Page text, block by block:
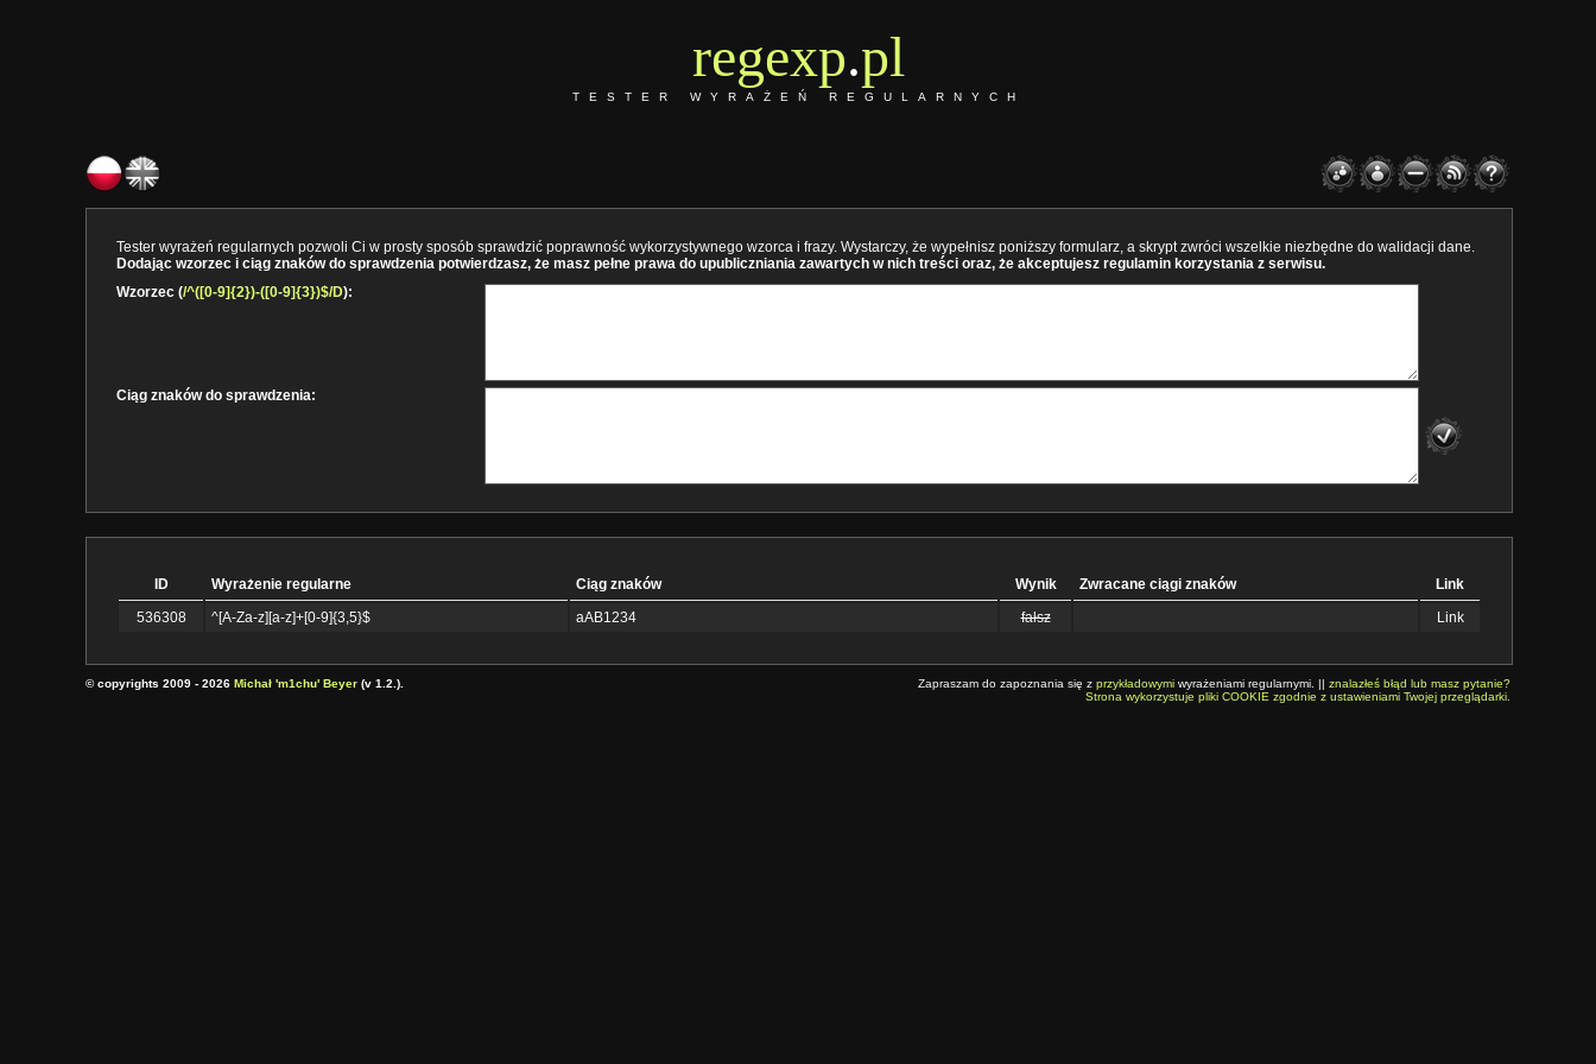
regexp.pl
TESTER WYRAŻEŃ REGULARNYCH
Tester wyrażeń regularnych pozwoli Ci w prosty sposób sprawdzić poprawność wykorzystywnego wzorca i frazy. Wystarczy, że wypełnisz poniższy formularz, a skrypt zwróci wszelkie niezbędne do walidacji dane.
Dodając wzorzec i ciąg znaków do sprawdzenia potwierdzasz, że masz pełne prawa do upubliczniania zawartych w nich treści oraz, że akceptujesz regulamin korzystania z serwisu.
Wzorzec (/^([0-9]{2})-([0-9]{3})$/D):
Ciąg znaków do sprawdzenia:
ID Wyrażenie regularne Ciąg znaków Wynik Zwracane ciągi znaków
Link
536308
^[A-Za-z][a-z]+[0-9]{3,5}$ aAB1234 fałsz Link
© copyrights 2009 - 2026 Michał 'm1chu' Beyer (v 1.2.). Zapraszam do zapoznania się z przykładowymi wyrażeniami regularnymi. || znalazłeś błąd lub masz pytanie?
Strona wykorzystuje pliki COOKIE zgodnie z ustawieniami Twojej przeglądarki.